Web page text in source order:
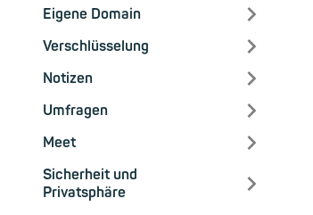
Eigene Domain
Verschlüsselung
Notizen
Umfragen
Meet
Sicherheit und
Privatsphäre